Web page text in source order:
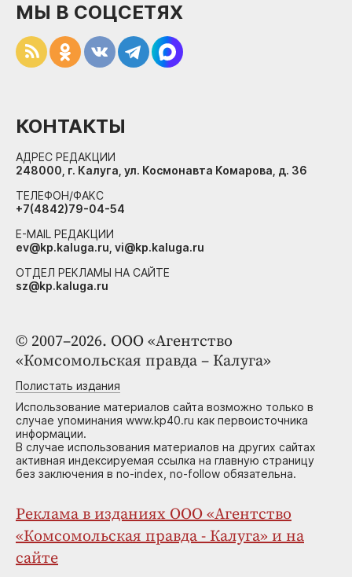
© 2007–2026. ООО «Агентство
«Комсомольская правда – Калуга»
Полистать издания
Использование материалов сайта возможно только в
случае упоминания www.kp40.ru как первоисточника
информации.
В случае использования материалов на других сайтах
активная индексируемая ссылка на главную страницу
без заключения в no-index, no-follow обязательна.
Реклама в изданиях ООО «Агентство
«Комсомольская правда - Калуга» и на
сайте
МЫ В СОЦСЕТЯХ
КОНТАКТЫ
АДРЕС РЕДАКЦИИ
248000, г. Калуга, ул. Космонавта Комарова, д. 36
ТЕЛЕФОН/ФАКС
+7(4842)79-04-54
E-MAIL РЕДАКЦИИ
ev@kp.kaluga.ru, vi@kp.kaluga.ru
ОТДЕЛ РЕКЛАМЫ НА САЙТЕ
sz@kp.kaluga.ru